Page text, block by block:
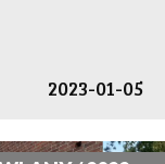
2023-01-05